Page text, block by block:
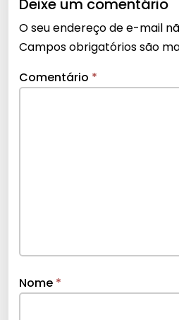
Deixe um comentário
O seu endereço de e-mail
Campos obrigatórios são
Comentário *
Nome *